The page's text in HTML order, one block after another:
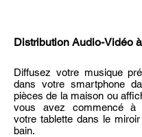
Distribution Audio-Vidéo
Diffusez votre musique
dans votre smartphone
pièces de la maison ou
vous avez commencé à
votre tablette dans le
bain.